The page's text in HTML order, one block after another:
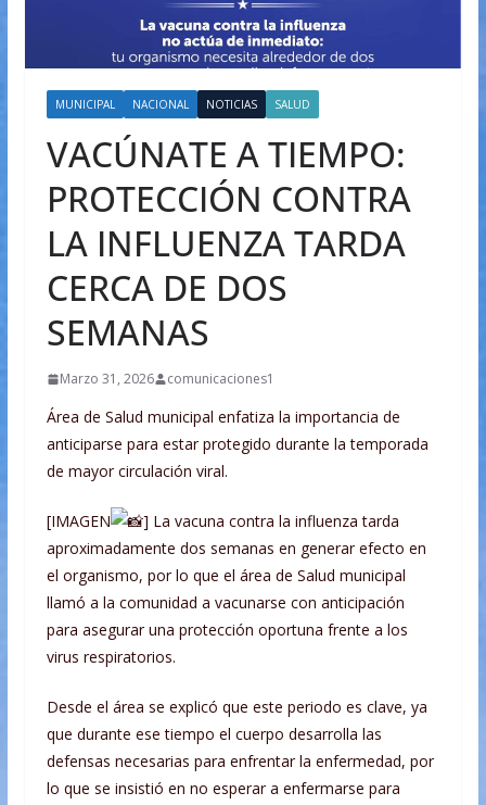
MUNICIPAL NACIONAL NOTICIAS SALUD
VACÚNATE A TIEMPO:
PROTECCIÓN CONTRA
LA INFLUENZA TARDA
CERCA DE DOS
SEMANAS
Marzo 31, 2026 comunicaciones1
Área de Salud municipal enfatiza la importancia de
anticiparse para estar protegido durante la temporada
de mayor circulación viral.
[IMAGEN
] La vacuna contra la influenza tarda
aproximadamente dos semanas en generar efecto en
el organismo, por lo que el área de Salud municipal
llamó a la comunidad a vacunarse con anticipación
para asegurar una protección oportuna frente a los
virus respiratorios.
Desde el área se explicó que este periodo es clave, ya
que durante ese tiempo el cuerpo desarrolla las
defensas necesarias para enfrentar la enfermedad, por
lo que se insistió en no esperar a enfermarse para